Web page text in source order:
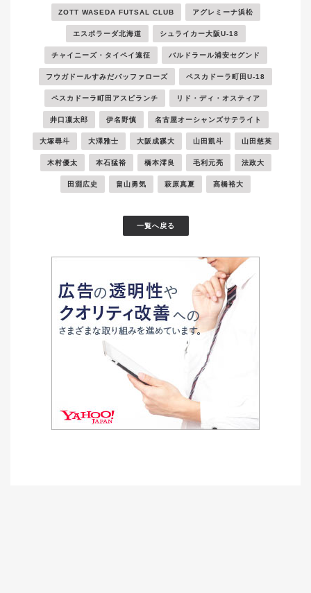
ZOTT WASEDA FUTSAL CLUB アグレミーナ浜松
エスポラーダ北海道 シュライカー大阪U-18
チャイニーズ・タイペイ遠征 バルドラール浦安セグンド
フウガドールすみだバッファローズ ペスカドーラ町田U-18
ペスカドーラ町田アスピランチ リド・ディ・オスティア
井口凜太郎 伊名野慎 名古屋オーシャンズサテライト
大塚尋斗 大澤雅士 大阪成蹊大 山田凱斗 山田慈英
木村優太 本石猛裕 橋本澪良 毛利元亮 法政大
田淵広史 畠山勇気 萩原真夏 髙橋裕大
一覧へ戻る